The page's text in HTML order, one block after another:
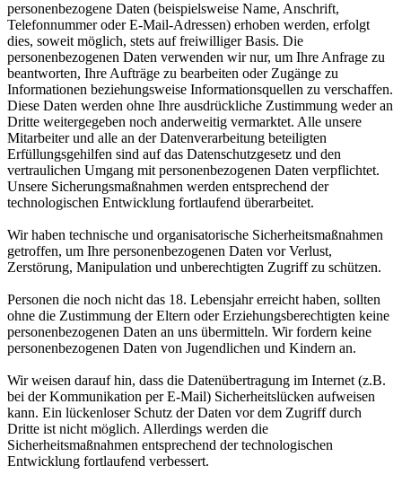
personenbezogene Daten (beispielsweise Name, Anschrift,
Telefonnummer oder E-Mail-Adressen) erhoben werden, erfolgt
dies, soweit möglich, stets auf freiwilliger Basis. Die
personenbezogenen Daten verwenden wir nur, um Ihre Anfrage zu
beantworten, Ihre Aufträge zu bearbeiten oder Zugänge zu
Informationen beziehungsweise Informationsquellen zu verschaffen.
Diese Daten werden ohne Ihre ausdrückliche Zustimmung weder an
Dritte weitergegeben noch anderweitig vermarktet. Alle unsere
Mitarbeiter und alle an der Datenverarbeitung beteiligten
Erfüllungsgehilfen sind auf das Datenschutzgesetz und den
vertraulichen Umgang mit personenbezogenen Daten verpflichtet.
Unsere Sicherungsmaßnahmen werden entsprechend der
technologischen Entwicklung fortlaufend überarbeitet.
Wir haben technische und organisatorische Sicherheitsmaßnahmen
getroffen, um Ihre personenbezogenen Daten vor Verlust,
Zerstörung, Manipulation und unberechtigten Zugriff zu schützen.
Personen die noch nicht das 18. Lebensjahr erreicht haben, sollten
ohne die Zustimmung der Eltern oder Erziehungsberechtigten keine
personenbezogenen Daten an uns übermitteln. Wir fordern keine
personenbezogenen Daten von Jugendlichen und Kindern an.
Wir weisen darauf hin, dass die Datenübertragung im Internet (z.B.
bei der Kommunikation per E-Mail) Sicherheitslücken aufweisen
kann. Ein lückenloser Schutz der Daten vor dem Zugriff durch
Dritte ist nicht möglich. Allerdings werden die
Sicherheitsmaßnahmen entsprechend der technologischen
Entwicklung fortlaufend verbessert.